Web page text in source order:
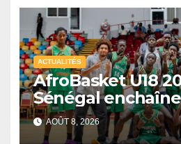
ACTUALITÉS
AfroBasket U18
Sénégal
quarts de finale
AOÛT 8, 2026